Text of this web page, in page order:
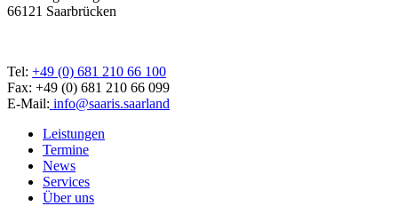
66121 Saarbrücken
Tel: +49 (0) 681 210 66 100
Fax: +49 (0) 681 210 66 099
E-Mail: info@saaris.saarland
Leistungen
Termine
News
Services
Über uns